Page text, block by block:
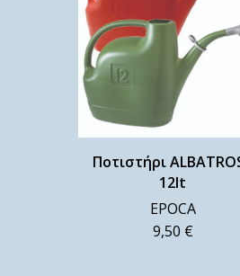
Ποτιστήρι
12lt
EPOCA
9,50 €